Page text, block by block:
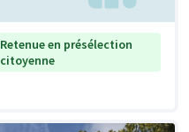
Retenue en présélection
citoyenne